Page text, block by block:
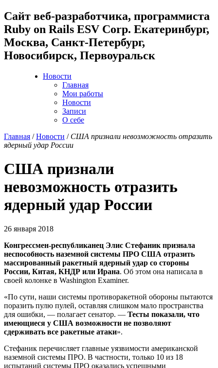
Cайт веб-разработчика, программиста
Ruby on Rails ESV Corp. Екатеринбург,
Москва, Санкт-Петербург,
Новосибирск, Первоуральск
Новости
Главная
Мои работы
Новости
Записи
О себе
Главная /Новости / США признали невозможность отразить
ядерный удар России
США признали
невозможность отразить
ядерный удар России
26 января 2018
Конгрессмен-республиканец Элис Стефаник признала
неспособность наземной системы ПРО США отразить
массированный ракетный ядерный удар со стороны
России, Китая, КНДР или Ирана. Об этом она написала в
своей колонке в Washington Examiner.
«По сути, наши системы противоракетной обороны пытаются
поразить пулю пулей, оставляя слишком мало пространства
для ошибки, — полагает сенатор. — Тесты показали, что
имеющиеся у США возможности не позволяют
сдерживать все ракетные атаки».
Стефаник перечисляет главные уязвимости американской
наземной системы ПРО. В частности, только 10 из 18
испытаний системы ПРО оказались успешными